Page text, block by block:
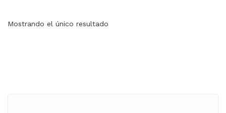
Mostrando el único resultado